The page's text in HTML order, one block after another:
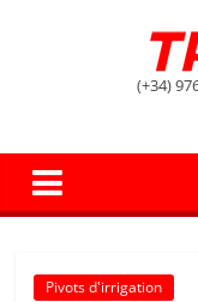
(+34)
Pivots d'irrigation